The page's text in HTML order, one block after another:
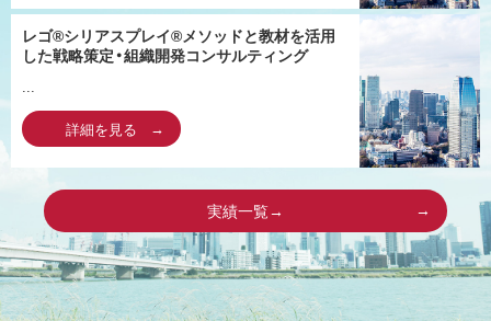
レゴ®シリアスプレイ®メソッドと教材を活用
した戦略策定・組織開発コンサルティング
...
詳細を見る
実績一覧→